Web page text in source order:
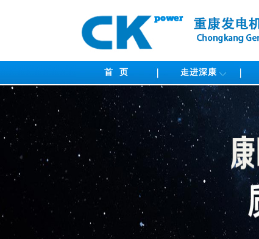
首 页 走进深康